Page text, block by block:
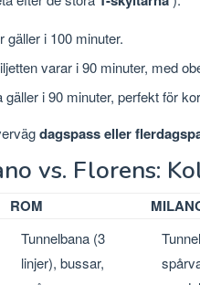
gäller i 100 minuter.
varar i 90 minuter, med
gäller i 90 minuter, perfekt för
dagspass eller
vs. Florens:
ROM
Tunnelbana (3
linjer), bussar,